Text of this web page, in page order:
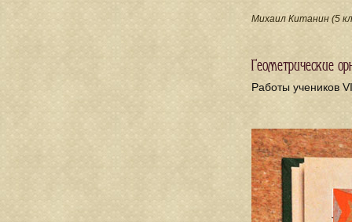
Михаил Китанин (5
Геометрические
Работы учеников